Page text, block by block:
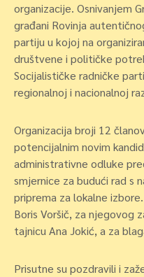
organizacije. Osnivanjem
građani Rovinja
partiju u kojoj na
društvene i političke
Socijalističke radničke
regionalnoj i nacionalnoj
Organizacija broji 12
potencijalnim novim
administrativne odluke
smjernice za budući rad s
priprema za lokalne
Boris Voršič, za njegovog
tajnicu Ana Jokić, a za
Prisutne su pozdravili i